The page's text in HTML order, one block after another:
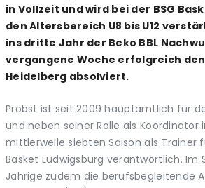
in Vollzeit und wird bei der BSG
den Altersbereich U8 bis U12
ins dritte Jahr der Beko BBL
vergangene Woche erfolgreich
Heidelberg absolviert.
Probst ist seit 2009 hauptamtlich für
und neben seiner Rolle als Koordinator
mittlerweile siebten Saison als Trainer
Basket Ludwigsburg verantwortlich. Im
Jährige zudem die berufsbegleitende